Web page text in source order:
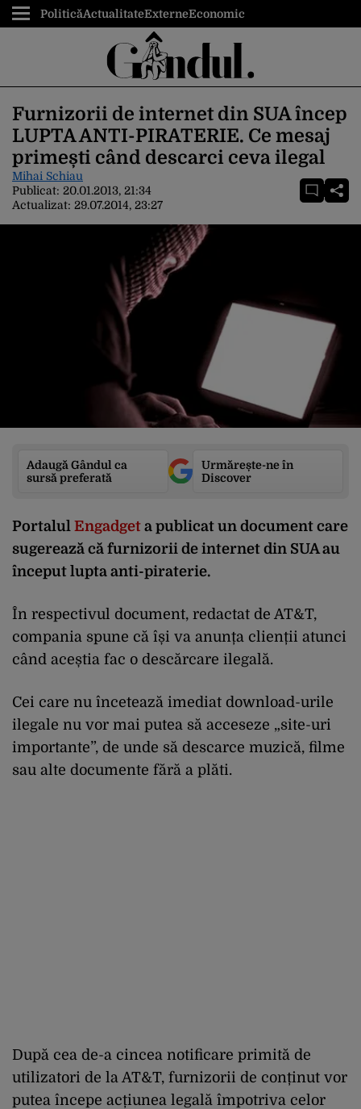
PoliticăActualitateExterneEconomic
Furnizorii de internet din SUA încep
LUPTA ANTI-PIRATERIE. Ce mesaj
primești când descarci ceva ilegal
Mihai Schiau
Publicat: 20.01.2013, 21:34
Actualizat: 29.07.2014, 23:27
Adaugă Gândul ca
sursă preferată
Urmărește-ne în
Discover
Portalul Engadget a publicat un document care
sugerează că furnizorii de internet din SUA au
început lupta anti-piraterie.
În respectivul document, redactat de AT&T,
compania spune că își va anunța clienții atunci
când aceștia fac o descărcare ilegală.
Cei care nu încetează imediat download-urile
ilegale nu vor mai putea să acceseze „site-uri
importante”, de unde să descarce muzică, filme
sau alte documente fără a plăti.
După cea de-a cincea notificare primită de
utilizatori de la AT&T, furnizorii de conținut vor
putea începe acțiunea legală împotriva celor